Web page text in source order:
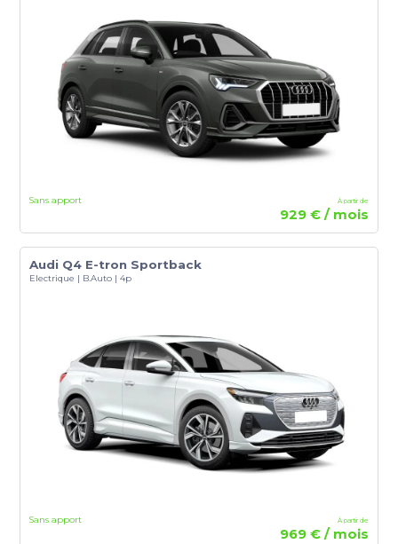
Sans apport À partir de
929 € / mois
Audi Q4 E-tron Sportback
Electrique | B.Auto | 4p
Sans apport À partir de
969 € / mois